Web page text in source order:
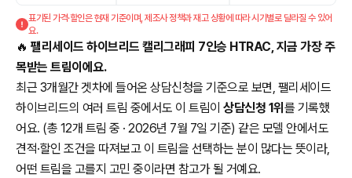
표기된 가격·할인은 현재 기준이며, 제조사 정책과 재고 상황에 따라 시기별로 달라질 수 있어
요.
🔥 팰리세이드 하이브리드 캘리그래피 7인승 HTRAC, 지금 가장 주
목받는 트림이에요.
최근 3개월간 겟차에 들어온 상담신청을 기준으로 보면, 팰리세이드
하이브리드의 여러 트림 중에서도 이 트림이 상담신청 1위 를 기록했
어요. (총 12개 트림 중 · 2026년 7월 7일 기준) 같은 모델 안에서도
견적·할인 조건을 따져보고 이 트림을 선택하는 분이 많다는 뜻이라,
어떤 트림을 고를지 고민 중이라면 참고가 될 거예요.